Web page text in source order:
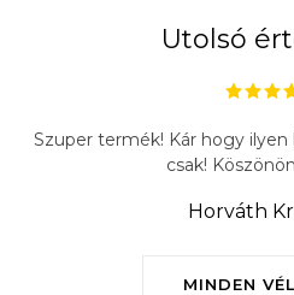
Utolsó
MINDEN
Szuper termék! Kár hogy
csak!
Horváth